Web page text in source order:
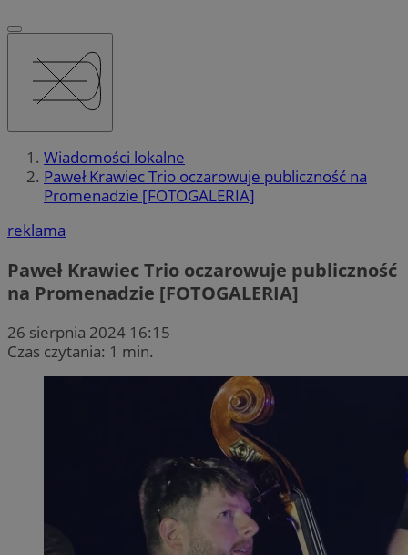
Wiadomości lokalne
Paweł Krawiec Trio oczarowuje publiczność na
Promenadzie [FOTOGALERIA]
reklama
Paweł Krawiec Trio oczarowuje publiczność
na Promenadzie [FOTOGALERIA]
26 sierpnia 2024 16:15
Czas czytania: 1 min.